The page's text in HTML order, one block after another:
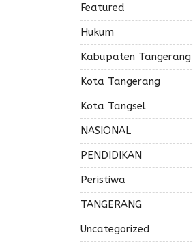
Featured
Hukum
Kabupaten Tangerang
Kota Tangerang
Kota Tangsel
NASIONAL
PENDIDIKAN
Peristiwa
TANGERANG
Uncategorized